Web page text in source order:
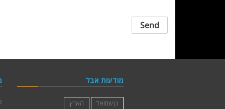
מודעות אבל
גן שמואל
הארץ